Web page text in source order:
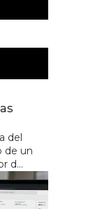
del
de un
d...